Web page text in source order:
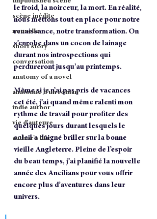
scène inédite
nouvelle
short story
conversation
anatomy of a novel
anatomie d'un roman
indie author
vie d'auteure
author's life
le froid, la noirceur, la mort. En réalité,
nous mettons tout en place pour notre
renaissance, notre transformation. On
s’enrobe dans un cocon de lainage
durant nos introspections qui
perdureront jusqu’au printemps.
Même si je n’ai pas pris de vacances
cet été, j’ai quand même ralenti mon
rythme de travail pour profiter des
quelques jours durant lesquels le
soleil a daigné briller sur la bonne
vieille Angleterre. Pleine de l’espoir
du beau temps, j’ai planifié la nouvelle
année des Ancilians pour vous offrir
encore plus d’aventures dans leur
univers.